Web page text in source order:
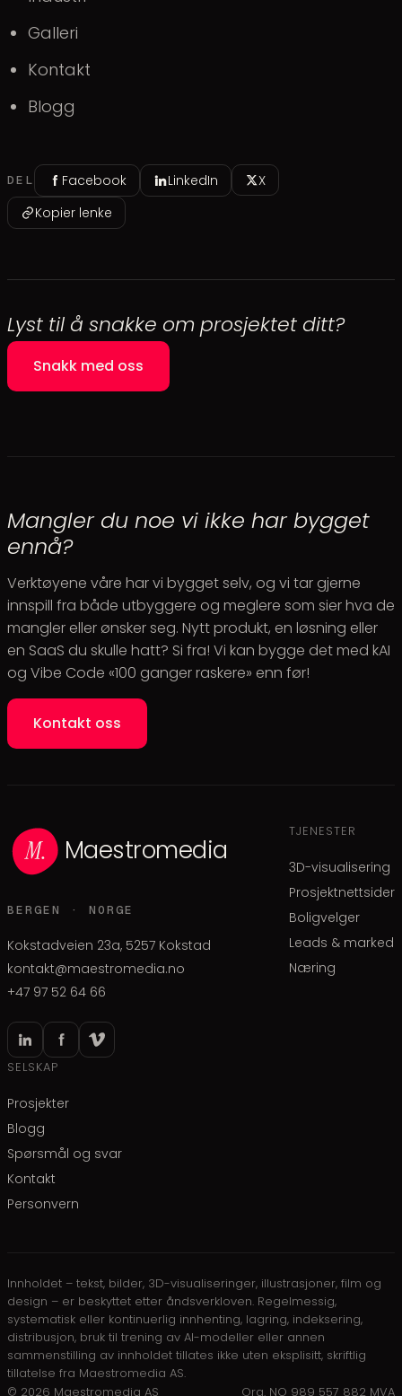
Galleri
Kontakt
Blogg
DEL Facebook LinkedIn
X
Kopier lenke
Lyst til å snakke om prosjektet ditt?
Snakk med oss
Mangler du noe vi ikke har bygget
ennå?
Verktøyene våre har vi bygget selv, og vi tar gjerne
innspill fra både utbyggere og meglere som sier hva de
mangler eller ønsker seg. Nytt produkt, en løsning eller
en SaaS du skulle hatt? Si fra! Vi kan bygge det med kAI
og Vibe Code «100 ganger raskere» enn før!
Kontakt oss
Maestromedia
BERGEN · NORGE
Kokstadveien 23a, 5257 Kokstad
kontakt@maestromedia.no
+47 97 52 64 66
TJENESTER
3D-visualisering
Prosjektnettsider
Boligvelger
Leads & marked
Næring
SELSKAP
Prosjekter
Blogg
Spørsmål og svar
Kontakt
Personvern
Innholdet – tekst, bilder, 3D-visualiseringer, illustrasjoner, film og
design – er beskyttet etter åndsverkloven. Regelmessig,
systematisk eller kontinuerlig innhenting, lagring, indeksering,
distribusjon, bruk til trening av AI-modeller eller annen
sammenstilling av innholdet tillates ikke uten eksplisitt, skriftlig
tillatelse fra Maestromedia AS.
© 2026 Maestromedia AS Org. NO 989 557 882 MVA